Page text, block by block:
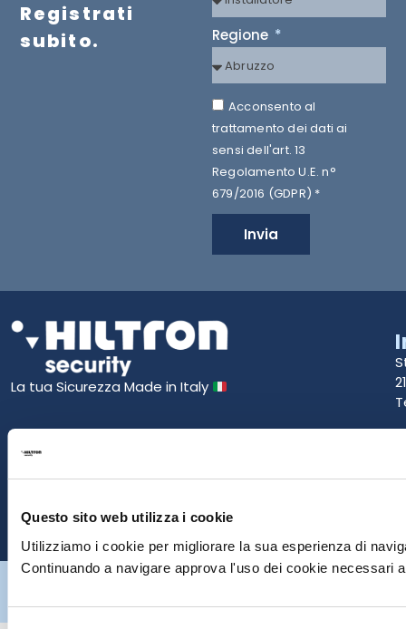
Questo sito web utilizza i cookie
Utilizziamo i cookie per migliorare la sua esperienza di
Continuando a navigare approva l'uso dei cookie necessari
Registrati
subito.
Regione
Acconsento al
trattamento dei dati ai
sensi dell'art. 13
Regolamento U.E. n°
679/2016 (GDPR) *
Invia
La tua Sicurezza Made in Italy
Hiltron Security è distribuito in Italia da Hiltron Land S.r.l. | P.IVA
riservati